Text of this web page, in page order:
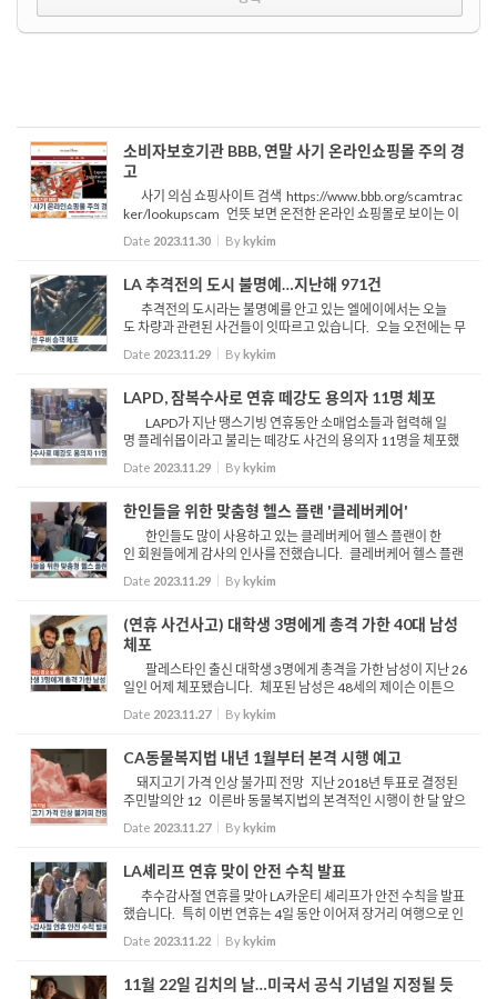
소비자보호기관 BBB, 연말 사기 온라인쇼핑몰 주의 경
고
사기 의심 쇼핑사이트 검색 https://www.bbb.org/scamtrac
ker/lookupscam 언뜻 보면 온전한 온라인 쇼핑몰로 보이는 이
웹사이트들 하지만 모두 사기 또는 사기가 의심되는 사이트들입
니다 이처럼 블랙프라이데이에 사상 최대의 온라인 쇼핑 판...
Date 2023.11.30 Bykykim
LA 추격전의 도시 불명예…지난해 971건
추격전의 도시라는 불명예를 안고 있는 엘에이에서는 오늘
도 차량과 관련된 사건들이 잇따르고 있습니다. 오늘 오전에는 무
장한 채 우버를 탑승한 승객이 경찰과 세 시간이 넘는 대치끝에 체
포됐습니다. 7시 30분 경 이스트 엘에이 지역에서 한 우...
Date 2023.11.29 Bykykim
LAPD, 잠복수사로 연휴 떼강도 용의자 11명 체포
LAPD가 지난 땡스기빙 연휴동안 소매업소들과 협력해 일
명 플레쉬몹이라고 불리는 떼강도 사건의 용의자 11명을 체포했
습니다. LAPD는 지난 22일부터 25일까지 LA 지역 소매 업체 3
곳과 협력해 사복 경찰을 투입해 절도범 잡기에 돌입 했습니다. ...
Date 2023.11.29 Bykykim
한인들을 위한 맞춤형 헬스 플랜 '클레버케어'
한인들도 많이 사용하고 있는 클레버케어 헬스 플랜이 한
인 회원들에게 감사의 인사를 전했습니다. 클레버케어 헬스 플랜
은 오늘 한인타운을 찾아 한인 고객들과 만남의 시간을 갖고 부스
에서 일대일 상담은 물론 세미나를 통해한인들에게 필요한 ...
Date 2023.11.29 Bykykim
(연휴 사건사고) 대학생 3명에게 총격 가한 40대 남성
체포
팔레스타인 출신 대학생 3명에게 총격을 가한 남성이 지난 26
일인 어제 체포됐습니다. 체포된 남성은 48세의 제이슨 이튼으
로 지난 25일 버몬트 대 인근 자신의 아파트 앞에서 걸어가던 3명
에게 아무런 이유없이 네발의 총격을 가했습니다. 당시...
Date 2023.11.27 Bykykim
CA동물복지법 내년 1월부터 본격 시행 예고
돼지고기 가격 인상 불가피 전망 지난 2018년 투표로 결정된
주민발의안 12 이른바 동물복지법의 본격적인 시행이 한 달 앞으
로 다가오면서 소비자들의 식탁 물가가 또 다시 위협받고 있습니
다 동물복지법은 육류 제공용 가축을 인도적인 차원에...
Date 2023.11.27 Bykykim
LA셰리프 연휴 맞이 안전 수칙 발표
추수감사절 연휴를 맞아 LA카운티 셰리프가 안전 수칙을 발표
했습니다. 특히 이번 연휴는 4일 동안 이어져 장거리 여행으로 인
해 집을 비워두는 경우가 많아 집털이와 배송 물품 등에 대한 절도
가 기승을 부릴 것으로 셰리프국은 예상하고 있습니다....
Date 2023.11.22 Bykykim
11월 22일 김치의 날…미국서 공식 기념일 지정될 듯